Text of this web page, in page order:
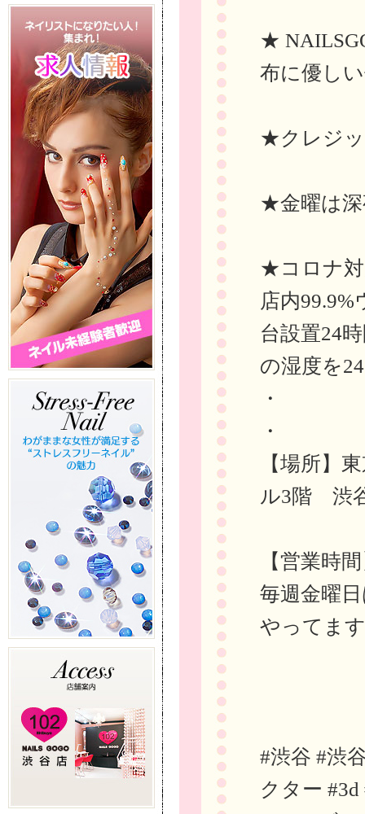
★
布に優し
★クレジ
★金曜は深
★コロナ
店内
台設置24
の湿度を
・
・
【場所】
ル3階 渋
【営業時
毎週金曜
やってま
#渋谷 #渋
クター